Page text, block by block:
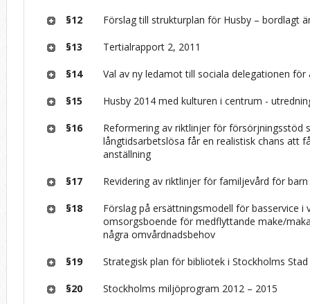
§12 Förslag till strukturplan för Husby – bordlagt
§13 Tertialrapport 2, 2011
§14 Val av ny ledamot till sociala delegationen för
§15 Husby 2014 med kulturen i centrum -
§16
Reformering av riktlinjer för försörjningsstöd
långtidsarbetslösa får en realistisk chans att
anställning
§17 Revidering av riktlinjer för familjevård för
§18
Förslag på ersättningsmodell för basservice i
omsorgsboende för medflyttande make/
några omvårdnadsbehov
§19 Strategisk plan för bibliotek i Stockholms
§20 Stockholms miljöprogram 2012 – 2015